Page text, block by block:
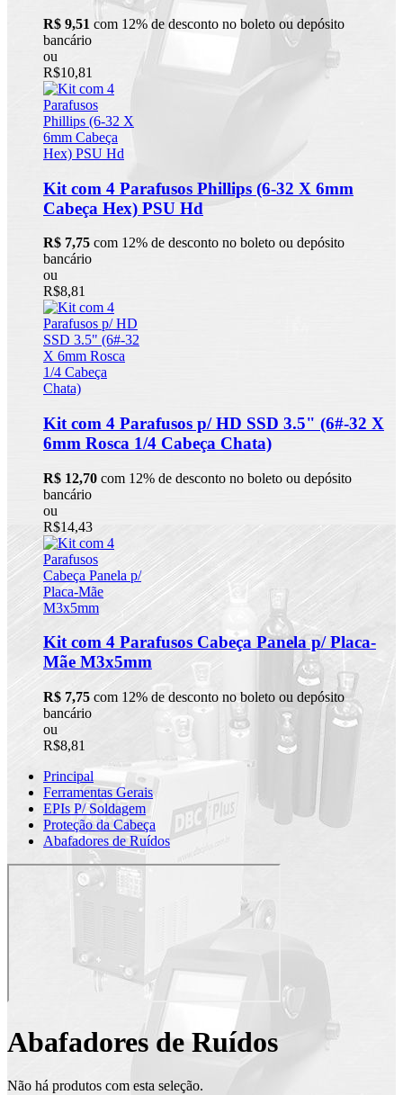
R$ 9,51 com 12% de desconto no boleto ou depósito
bancário
ou
R$10,81
Kit com 4 Parafusos Phillips (6-32 X 6mm
Cabeça Hex) PSU Hd
R$ 7,75 com 12% de desconto no boleto ou depósito
bancário
ou
R$8,81
Kit com 4 Parafusos p/ HD SSD 3.5" (6#-32 X
6mm Rosca 1/4 Cabeça Chata)
R$ 12,70 com 12% de desconto no boleto ou depósito
bancário
ou
R$14,43
Kit com 4 Parafusos Cabeça Panela p/ Placa-
Mãe M3x5mm
R$ 7,75 com 12% de desconto no boleto ou depósito
bancário
ou
R$8,81
Principal
Ferramentas Gerais
EPIs P/ Soldagem
Proteção da Cabeça
Abafadores de Ruídos
Abafadores de Ruídos
Não há produtos com esta seleção.